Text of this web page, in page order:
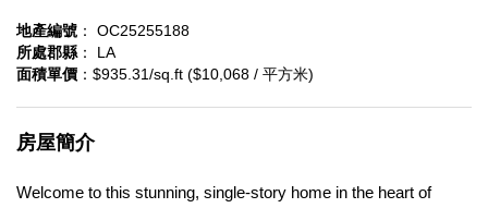
地產編號 ： OC25255188
所處郡縣 ： LA
面積單價 ：$935.31/sq.ft ($10,068 / 平方米)
房屋簡介
Welcome to this stunning, single-story home in the heart of